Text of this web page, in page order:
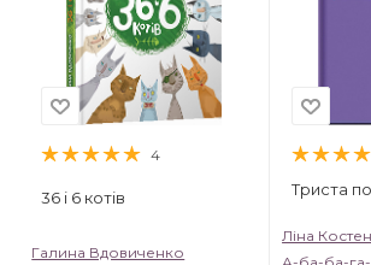
4
36 і 6 котів
Галина Вдовиченко
Триста
Ліна